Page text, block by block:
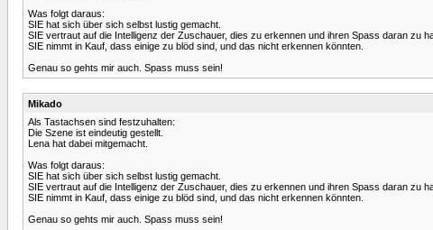
Was folgt daraus:
SIE hat sich über sich selbst lustig gemacht.
SIE vertraut auf die Intelligenz der Zuschauer, dies zu erkennen und ihren Spass daran zu
SIE nimmt in Kauf, dass einige zu blöd sind, und das nicht erkennen könnten.
Genau so gehts mir auch. Spass muss sein!
Mikado
Als Tastachsen sind festzuhalten:
Die Szene ist eindeutig gestellt.
Lena hat dabei mitgemacht.
Was folgt daraus:
SIE hat sich über sich selbst lustig gemacht.
SIE vertraut auf die Intelligenz der Zuschauer, dies zu erkennen und ihren Spass daran zu
SIE nimmt in Kauf, dass einige zu blöd sind, und das nicht erkennen könnten.
Genau so gehts mir auch. Spass muss sein!